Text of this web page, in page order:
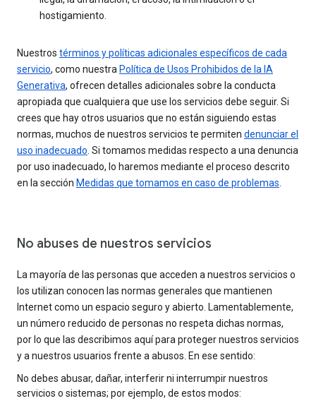
hostigamiento.
Nuestros términos y políticas adicionales específicos de cada
servicio, como nuestra Política de Usos Prohibidos de la IA
Generativa, ofrecen detalles adicionales sobre la conducta
apropiada que cualquiera que use los servicios debe seguir. Si
crees que hay otros usuarios que no están siguiendo estas
normas, muchos de nuestros servicios te permiten denunciar el
uso inadecuado. Si tomamos medidas respecto a una denuncia
por uso inadecuado, lo haremos mediante el proceso descrito
en la sección Medidas que tomamos en caso de problemas.
No abuses de nuestros servicios
La mayoría de las personas que acceden a nuestros servicios o
los utilizan conocen las normas generales que mantienen
Internet como un espacio seguro y abierto. Lamentablemente,
un número reducido de personas no respeta dichas normas,
por lo que las describimos aquí para proteger nuestros servicios
y a nuestros usuarios frente a abusos. En ese sentido:
No debes abusar, dañar, interferir ni interrumpir nuestros
servicios o sistemas; por ejemplo, de estos modos: